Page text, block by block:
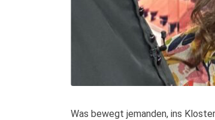
Was bewegt jemanden, ins